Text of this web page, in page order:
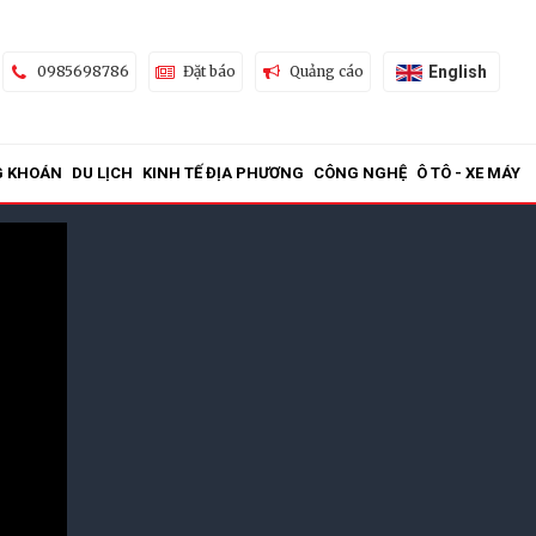
0985698786 Đặt báo Quảng cáo English
KHOÁN DU LỊCH KINH TẾ ĐỊA PHƯƠNG CÔNG NGHỆ Ô TÔ - XE MÁY